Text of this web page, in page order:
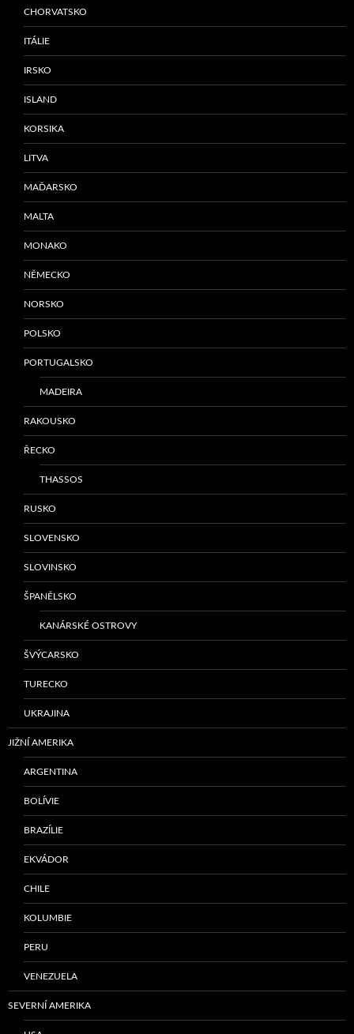
CHORVATSKO
ITÁLIE
IRSKO
ISLAND
KORSIKA
LITVA
MAĎARSKO
MALTA
MONAKO
NĚMECKO
NORSKO
POLSKO
PORTUGALSKO
MADEIRA
RAKOUSKO
ŘECKO
THASSOS
RUSKO
SLOVENSKO
SLOVINSKO
ŠPANĚLSKO
KANÁRSKÉ OSTROVY
ŠVÝCARSKO
TURECKO
UKRAJINA
JIŽNÍ AMERIKA
ARGENTINA
BOLÍVIE
BRAZÍLIE
EKVÁDOR
CHILE
KOLUMBIE
PERU
VENEZUELA
SEVERNÍ AMERIKA